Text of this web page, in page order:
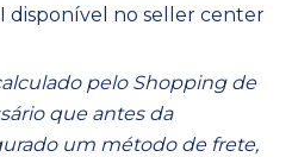
disponível no seller center
pelo Shopping de
que antes da
um método de frete,